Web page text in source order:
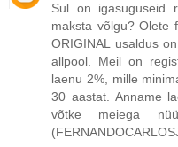
Sul on igasuguseid
maksta võlgu? Olete
ORIGINAL usaldus
allpool. Meil on
laenu 2%, mille
30 aastat. Anname
võtke meiega